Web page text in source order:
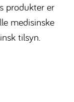
produkter er
medisinske
tilsyn.